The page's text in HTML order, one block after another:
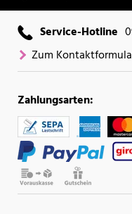
Service-Hotline
Zum
Zahlungsarten: